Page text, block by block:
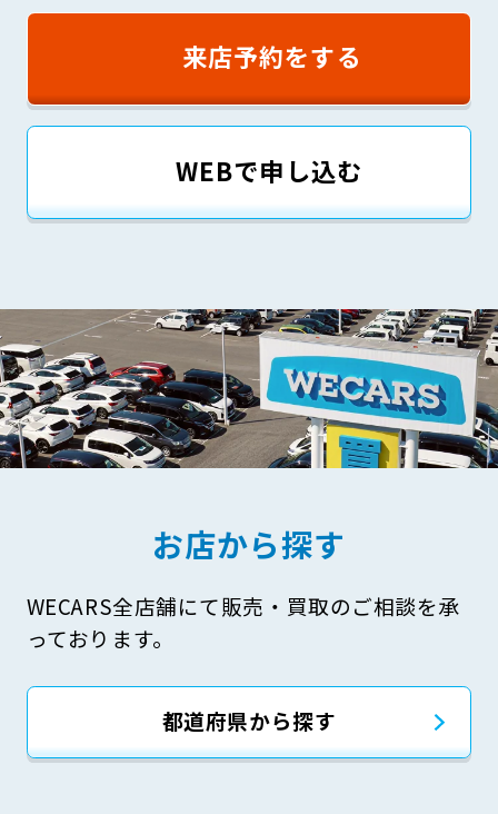
来店予約をする
WEBで申し込む
お店から探す
WECARS全店舗にて販売・買取のご相談を承
っております。
都道府県から探す